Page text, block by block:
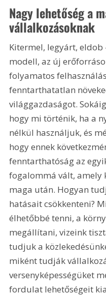
Nagy lehetőség a
vállalkozásoknak
Kitermel, legyárt, eldob
modell, az új
folyamatos
fenntarthatatlan
világgazdaságot.
hogy mi történik, ha a
nélkül használjuk, és
hogy ennek
fenntarthatóság az
fogalommá vált, amely
maga után. Hogyan
hatásait csökkenteni?
élhetőbbé tenni, a
megállítani, vizeink
tudjuk a
miként tudják
versenyképességüket
fordulat lehetőségeit